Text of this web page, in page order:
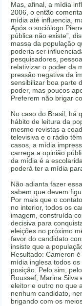
Mas, afinal, a mídia
2006, o então
mídia até influencia,
Após o sociólogo
pública não existe”,
massa da população
poderia ser
pesquisadores,
relativizar o poder da
pressão negativa da
sensibilizar boa parte
poder, mas poucos
Preferem não brigar
No caso do Brasil, há
hábito de leitura da
mesmo revistas a
televisiva e o rádio
casos, a mídia
carrega a opinião
da mídia é a
poderá ter a mídia
Não adianta fazer
sabem que devem
Por mais que o
no interior, todos os
imagem, construída
decisiva para
eleições no próximo
favor do candidato
insiste que a
Resultado: Cameron
mídia inglesa todos
posição. Pelo sim,
Roussef, Marina Silva
eleitor e outro no que
nenhum candidato,
brigando com os